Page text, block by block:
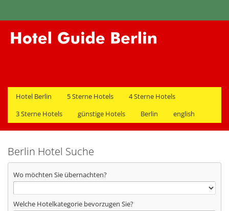
Hotel Berlin 5 Sterne Hotels
4 Sterne Hotels
3 Sterne Hotels
günstige Hotels Berlin english
Berlin Hotel Suche
Wo möchten Sie übernachten?
Welche Hotelkategorie bevorzugen Sie?